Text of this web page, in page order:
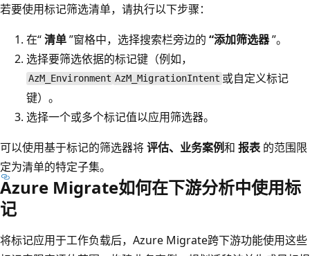
若要使用标记筛选清单，请执行以下步骤：
在“清单”窗格中，选择搜索栏旁边的 “添加筛选器”。
选择要筛选依据的标记键（例如，
AzM_Environment AzM_MigrationIntent 或自定义标记
键）。
选择一个或多个标记值以应用筛选器。
可以使用基于标记的筛选器将评估、业务案例和 报表的范围限
定为清单的特定子集。
Azure Migrate如何在下游分析中使用标
记
将标记应用于工作负载后，Azure Migrate跨下游功能使用这些